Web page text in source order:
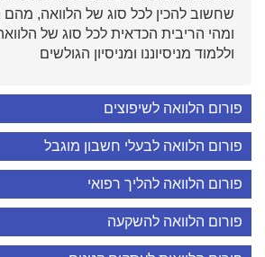
שחשוב להכין לכל סוג של הלוואה, מהם
ומהי הריבית הכדאית לכל סוג של
וללמוד מניסיוננו ומניסיון הגולשים
פורום הלוואה לשיפוצים
פורום הלוואה לבעלי חשבון מוגבל
פורום הלוואה להליך רפואי
פורום הלוואה להשקעה